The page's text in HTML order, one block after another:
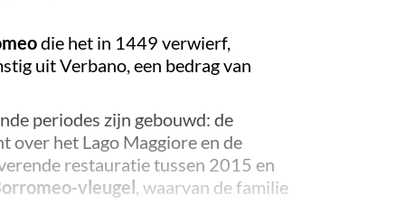
die het in 1449 verwierf,
uit Verbano, een bedrag van
periodes zijn gebouwd: de
over het Lago Maggiore en de
restauratie tussen 2015 en
vleugel, waarvan de familie